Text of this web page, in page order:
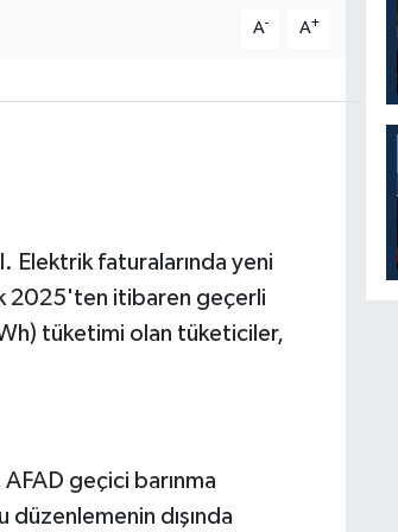
A- A+
Elektrik faturalarında yeni
2025'ten itibaren geçerli
tüketimi olan tüketiciler,
geçici barınma
dışında